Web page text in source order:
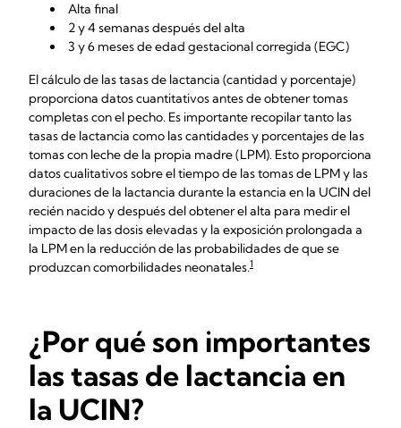
Alta final
2 y 4 semanas después del alta
3 y 6 meses de edad gestacional corregida (EGC )
El cálculo de las tasas de lactancia (cantidad y porcentaje)
proporciona datos cuantitativos antes de obtener tomas
completas con el pecho. Es importante recopilar tanto las
tasas de lactancia como las cantidades y porcentajes de las
tomas con leche de la propia madre (LPM). Esto proporciona
datos cualitativos sobre el tiempo de las tomas de LPM y las
duraciones de la lactancia durante la estancia en la UCIN del
recién nacido y después del obtener el alta para medir el
impacto de las dosis elevadas y la exposición prolongada a
la LPM en la reducción de las probabilidades de que se
produzcan comorbilidades neonatales.1
¿Por qué son importantes
las tasas de lactancia en
la UCIN?